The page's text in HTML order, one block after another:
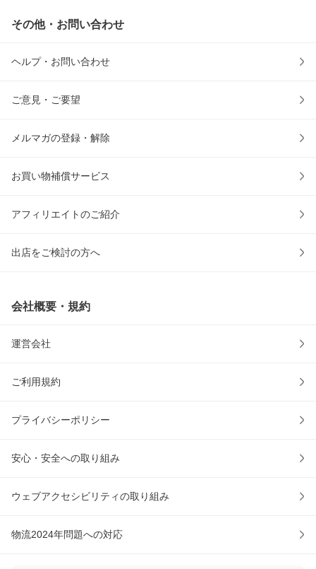
その他・お問い合わせ
ヘルプ・お問い合わせ
ご意見・ご要望
メルマガの登録・解除
お買い物補償サービス
アフィリエイトのご紹介
出店をご検討の方へ
会社概要・規約
運営会社
ご利用規約
プライバシーポリシー
安心・安全への取り組み
ウェブアクセシビリティの取り組み
物流2024年問題への対応